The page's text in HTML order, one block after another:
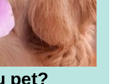
pet?